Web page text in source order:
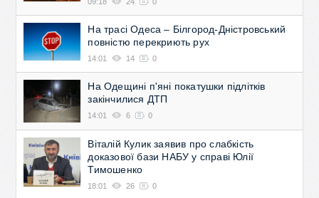
На трасі Одеса – Білгород-Дністровський
повністю перекриють рух
14:01 14 0
На Одещині п'яні покатушки підлітків
закінчилися ДТП
14:01 6 0
Віталій Кулик заявив про слабкість
доказової бази НАБУ у справі Юлії
Тимошенко
18:01 26 0